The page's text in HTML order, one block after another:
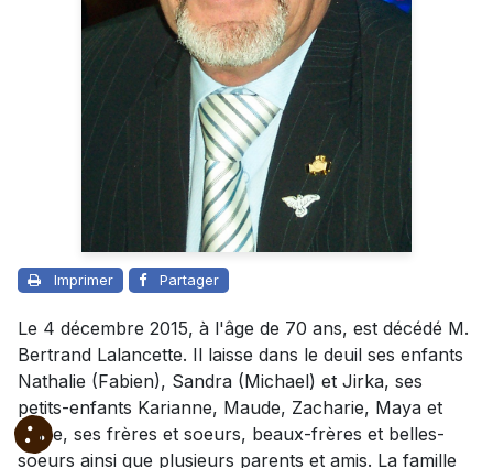
Imprimer Partager
Le 4 décembre 2015, à l'âge de 70 ans, est décédé M.
Bertrand Lalancette. Il laisse dans le deuil ses enfants
Nathalie (Fabien), Sandra (Michael) et Jirka, ses
petits-enfants Karianne, Maude, Zacharie, Maya et
Janie, ses frères et soeurs, beaux-frères et belles-
soeurs ainsi que plusieurs parents et amis. La famille